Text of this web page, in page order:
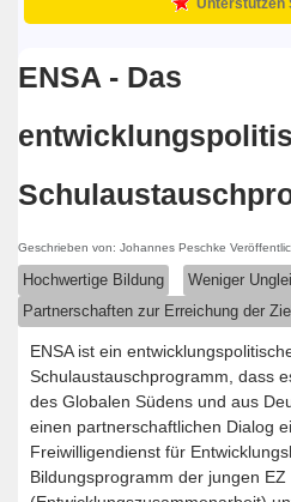
Unterstützen
ENSA - Das
Geschrieben von: Johannes Peschke
Hochwertige Bildung
Weniger
Partnerschaften zur Erreichung der
ENSA ist ein
Schulaustauschprogramm, dass
des Globalen Südens und aus
einen partnerschaftlichen Dialog
Freiwilligendienst für
Bildungsprogramm der jungen EZ